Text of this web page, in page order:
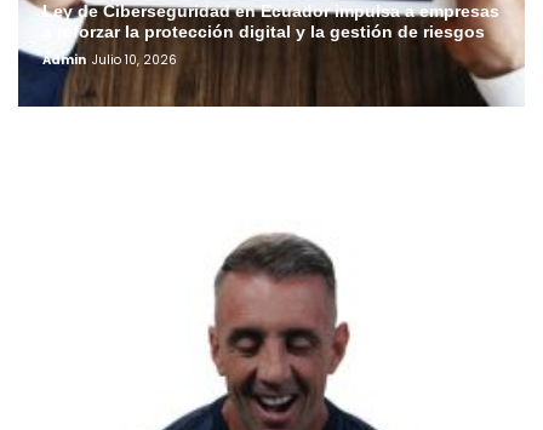
Ley de Ciberseguridad en Ecuador impulsa a empresas
a reforzar la protección digital y la gestión de riesgos
Admin Julio 10, 2026